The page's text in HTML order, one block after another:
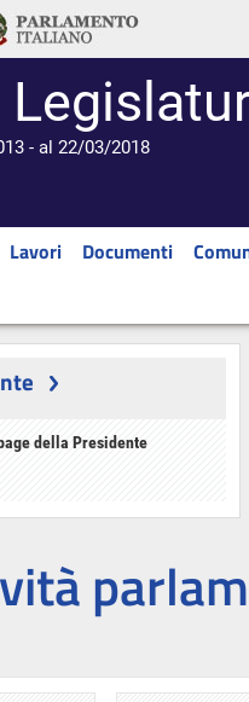
- al 22/03/2018
Lavori Documenti
della Presidente